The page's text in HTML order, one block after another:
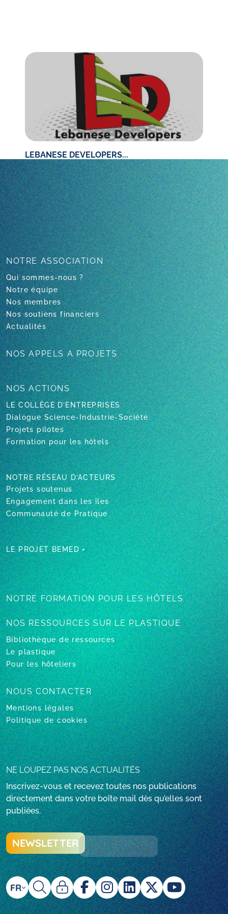
LEBANESE DEVELOPERS...
Lire l'article
NOTREASSOCIATION
Qui sommes-nous ?
Notre équipe
Nos membres
Nos soutiens financiers
Actualités
NOS APPELSA PROJETS
NOS ACTIONS
LE COLLÈGE D’ENTREPRISES
Dialogue Science-Industrie-Société
Projets pilotes
Formation pour les hôtels
NOTRE RÉSEAU D’ACTEURS
Projets soutenus
Engagement dans les îles
Communauté de Pratique
LE PROJET BEMED +
NOTRE FORMATIONPOUR LES HÔTELS
NOS RESSOURCESSUR LE PLASTIQUE
Bibliothèque de ressources
Le plastique
Pour les hôteliers
NOUS CONTACTER
Mentions légales
Politique de cookies
NE LOUPEZ PAS NOS ACTUALITÉS
Inscrivez-vous et recevez toutes nos publications
directement dans votre boîte mail dès qu’elles sont
publiées.
NEWSLETTER
FR